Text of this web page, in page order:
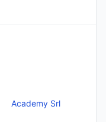
Academy Srl